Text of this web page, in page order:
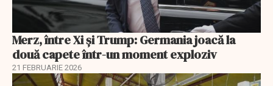
Merz, între Xi și Trump: Germania joacă la
două capete într-un moment exploziv
21 FEBRUARIE 2026